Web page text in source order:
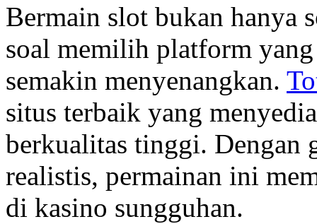
Bermain slot bukan hanya
soal memilih platform
semakin menyenangkan.
situs terbaik yang
berkualitas tinggi. Dengan
realistis, permainan ini
di kasino sungguhan.